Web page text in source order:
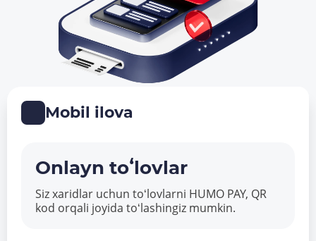
Mobil ilova
Onlayn toʻlovlar
Siz xaridlar uchun toʻlovlarni HUMO PAY, QR
kod orqali joyida toʻlashingiz mumkin.